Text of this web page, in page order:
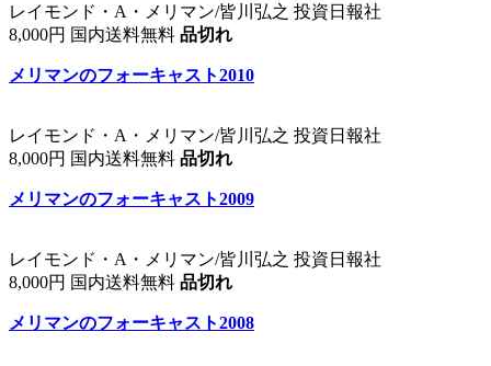
レイモンド・A・メリマン/皆川弘之 投資日報社
8,000円 国内送料無料 品切れ
メリマンのフォーキャスト2010
レイモンド・A・メリマン/皆川弘之 投資日報社
8,000円 国内送料無料 品切れ
メリマンのフォーキャスト2009
レイモンド・A・メリマン/皆川弘之 投資日報社
8,000円 国内送料無料 品切れ
メリマンのフォーキャスト2008